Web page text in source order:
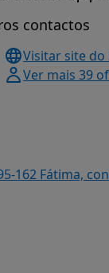
contactos
Visitar site do
Ver mais 39
162 Fátima,